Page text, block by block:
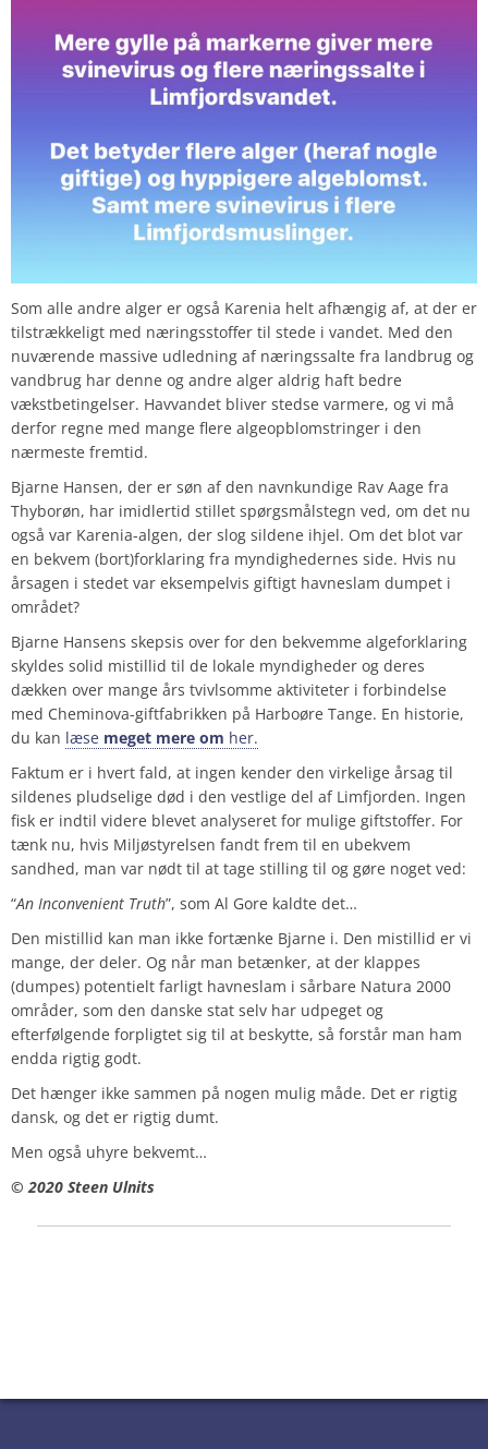
Som alle andre alger er også Karenia helt afhængig af, at der er
tilstrækkeligt med næringsstoffer til stede i vandet. Med den
nuværende massive udledning af næringssalte fra landbrug og
vandbrug har denne og andre alger aldrig haft bedre
vækstbetingelser. Havvandet bliver stedse varmere, og vi må
derfor regne med mange flere algeopblomstringer i den
nærmeste fremtid.
Bjarne Hansen, der er søn af den navnkundige Rav Aage fra
Thyborøn, har imidlertid stillet spørgsmålstegn ved, om det nu
også var Karenia-algen, der slog sildene ihjel. Om det blot var
en bekvem (bort)forklaring fra myndighedernes side. Hvis nu
årsagen i stedet var eksempelvis giftigt havneslam dumpet i
området?
Bjarne Hansens skepsis over for den bekvemme algeforklaring
skyldes solid mistillid til de lokale myndigheder og deres
dækken over mange års tvivlsomme aktiviteter i forbindelse
med Cheminova-giftfabrikken på Harboøre Tange. En historie,
du kan læse meget mere om her.
Faktum er i hvert fald, at ingen kender den virkelige årsag til
sildenes pludselige død i den vestlige del af Limfjorden. Ingen
fisk er indtil videre blevet analyseret for mulige giftstoffer. For
tænk nu, hvis Miljøstyrelsen fandt frem til en ubekvem
sandhed, man var nødt til at tage stilling til og gøre noget ved:
“An Inconvenient Truth”, som Al Gore kaldte det…
Den mistillid kan man ikke fortænke Bjarne i. Den mistillid er vi
mange, der deler. Og når man betænker, at der klappes
(dumpes) potentielt farligt havneslam i sårbare Natura 2000
områder, som den danske stat selv har udpeget og
efterfølgende forpligtet sig til at beskytte, så forstår man ham
endda rigtig godt.
Det hænger ikke sammen på nogen mulig måde. Det er rigtig
dansk, og det er rigtig dumt.
Men også uhyre bekvemt…
© 2020 Steen Ulnits